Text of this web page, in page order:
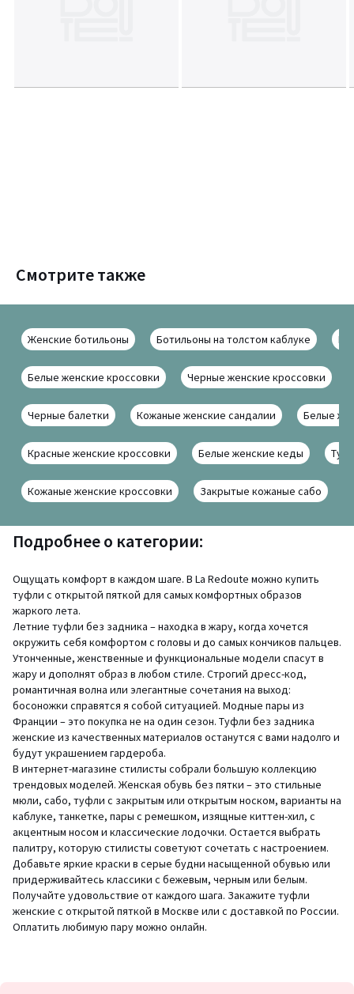
Смотрите также
Женские ботильоны Ботильоны на толстом каблуке
Белые женские кроссовки Черные женские кроссовки
Черные балетки Кожаные женские сандалии Белые
Красные женские кроссовки Белые женские кеды
Кожаные женские кроссовки Закрытые кожаные сабо
Подробнее о категории:
Ощущать комфорт в каждом шаге. В La Redoute можно купить
туфли с открытой пяткой для самых комфортных образов
жаркого лета.
Летние туфли без задника – находка в жару, когда хочется
окружить себя комфортом с головы и до самых кончиков пальцев.
Утонченные, женственные и функциональные модели спасут в
жару и дополнят образ в любом стиле. Строгий дресс-код,
романтичная волна или элегантные сочетания на выход:
босоножки справятся я собой ситуацией. Модные пары из
Франции – это покупка не на один сезон. Туфли без задника
женские из качественных материалов останутся с вами надолго и
будут украшением гардероба.
В интернет-магазине стилисты собрали большую коллекцию
трендовых моделей. Женская обувь без пятки – это стильные
мюли, сабо, туфли с закрытым или открытым носком, варианты на
каблуке, танкетке, пары с ремешком, изящные киттен-хил, с
акцентным носом и классические лодочки. Остается выбрать
палитру, которую стилисты советуют сочетать с настроением.
Добавьте яркие краски в серые будни насыщенной обувью или
придерживайтесь классики с бежевым, черным или белым.
Получайте удовольствие от каждого шага. Закажите туфли
женские с открытой пяткой в Москве или с доставкой по России.
Оплатить любимую пару можно онлайн.